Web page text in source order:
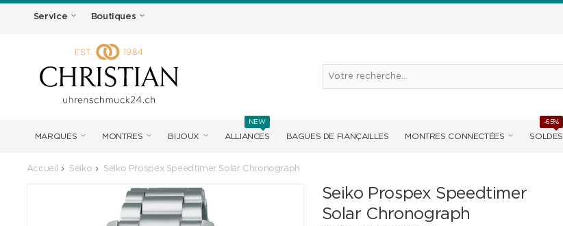
Service Boutiques
MARQUES MONTRES BIJOUX ALLIANCES
NEW
BAGUES DE FIANÇAILLES MONTRES CONNECTÉES SOLDES
-65%
Accueil Seiko Seiko Prospex Speedtimer Solar Chronograph
Seiko Prospex Speedtimer
Solar Chronograph